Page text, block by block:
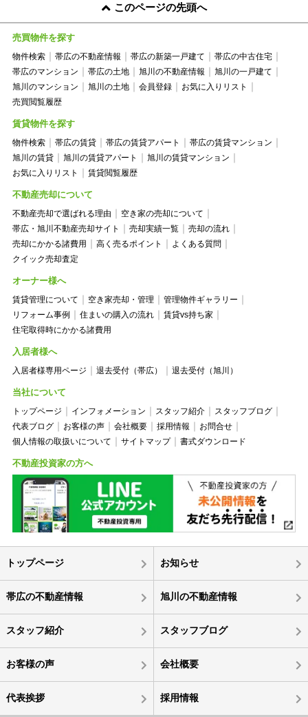
このページの先頭へ
売買物件を探す
物件検索 帯広の不動産情報 帯広の新築一戸建て
帯広の中古住宅
帯広のマンション
帯広の土地 旭川の不動産情報
旭川の一戸建て
旭川のマンション
旭川の土地 会員登録
お気に入りリスト
売買閲覧履歴
賃貸物件を探す
物件検索 帯広の賃貸 帯広の賃貸アパート
帯広の賃貸マンション
旭川の賃貸
旭川の賃貸アパート
旭川の賃貸マンション
お気に入りリスト
賃貸閲覧履歴
不動産売却について
不動産売却で選ばれる理由
空き家の売却について
帯広・旭川不動産売却サイト
売却実績一覧
売却の流れ
売却にかかる諸費用
高く売るポイント
よくある質問
クイック売却査定
オーナー様へ
賃貸管理について 空き家売却・管理
管理物件ギャラリー
リフォーム事例
住まいの購入の流れ
賃貸vs持ち家
住宅取得時にかかる諸費用
入居者様へ
入居者様専用ページ 退去受付（帯広） 退去受付（旭川）
当社について
トップページ インフォメーション スタッフ紹介
スタッフブログ
代表ブログ
お客様の声 会社概要 採用情報
お問合せ
個人情報の取扱いについて
サイトマップ 書式ダウンロード
不動産投資家の方へ
トップページ お知らせ
帯広の不動産情報 旭川の不動産情報
スタッフ紹介 スタッフブログ
お客様の声 会社概要
代表挨拶 採用情報